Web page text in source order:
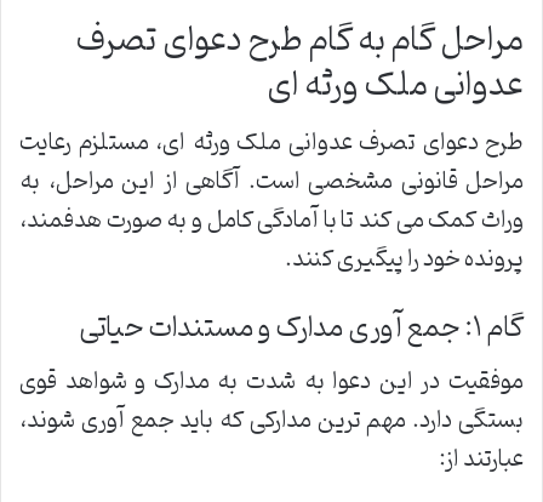
مراحل گام به گام طرح دعوای تصرف
عدوانی ملک ورثه ای
طرح دعوای تصرف عدوانی ملک ورثه ای، مستلزم رعایت
مراحل قانونی مشخصی است. آگاهی از این مراحل، به
وراث کمک می کند تا با آمادگی کامل و به صورت هدفمند،
پرونده خود را پیگیری کنند.
گام ۱: جمع آوری مدارک و مستندات حیاتی
موفقیت در این دعوا به شدت به مدارک و شواهد قوی
بستگی دارد. مهم ترین مدارکی که باید جمع آوری شوند،
عبارتند از: